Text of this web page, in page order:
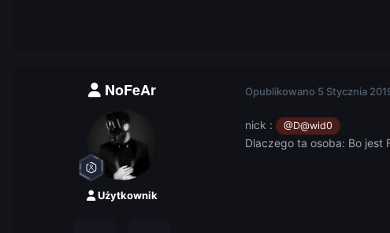
NoFeAr
Użytkownik
Opublikowano 5 Stycznia
nick : @D@wid0
Dlaczego ta osoba: Bo jest